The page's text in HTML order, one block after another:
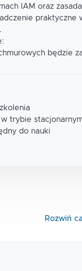
IAM oraz
praktyczne
będzie
trybie
do nauki
Rozwiń